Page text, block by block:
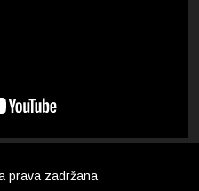
prava zadržana